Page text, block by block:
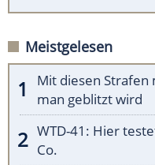
Meistgelesen
Mit diesen Strafen
man geblitzt wird
WTD-41: Hier
Co.